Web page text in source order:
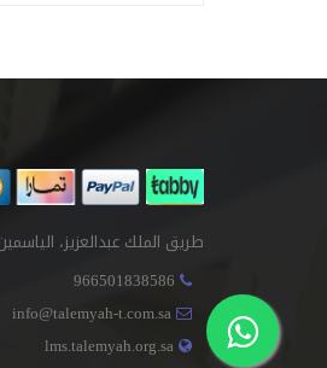
طريق الملك عبدالعزيز، الياسمين،
966501838586
info@talemyah-t.com.sa
lms.talemyah.org.sa